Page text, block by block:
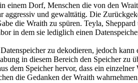
einem Dorf, Menschen die von den
und gewalttätig. Die
die Wraith zu spüren. Teyla,
in dem sie lediglich einen
zu dekodieren, jedoch
in diesem Bereich den Speicher zu
dem Speicher hervor, dass ein
die Gedanken der Wraith